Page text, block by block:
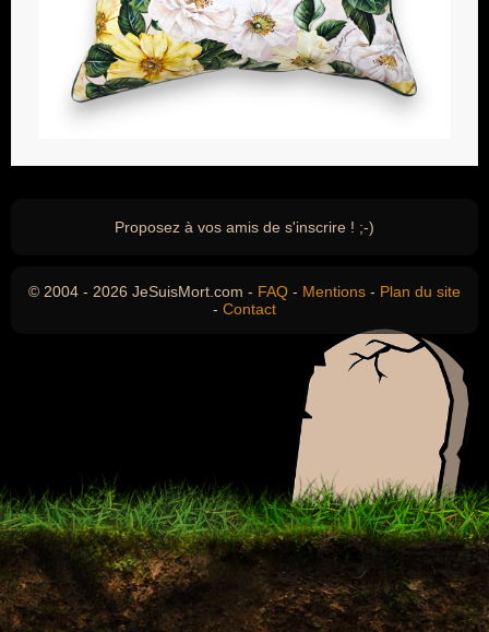
Proposez à vos amis de s'inscrire ! ;-)
© 2004 - 2026 JeSuisMort.com - FAQ - Mentions - Plan du site
- Contact